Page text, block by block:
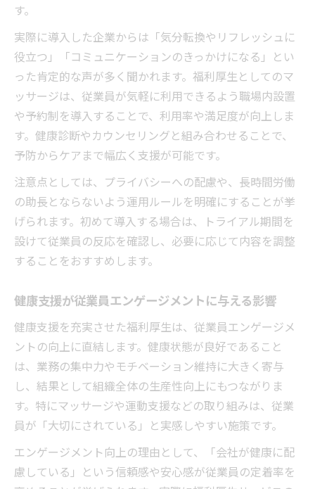
す。
実際に導入した企業からは「気分転換やリフレッシュに
役立つ」「コミュニケーションのきっかけになる」とい
った肯定的な声が多く聞かれます。福利厚生としてのマ
ッサージは、従業員が気軽に利用できるよう職場内設置
や予約制を導入することで、利用率や満足度が向上しま
す。健康診断やカウンセリングと組み合わせることで、
予防からケアまで幅広く支援が可能です。
注意点としては、プライバシーへの配慮や、長時間労働
の助長とならないよう運用ルールを明確にすることが挙
げられます。初めて導入する場合は、トライアル期間を
設けて従業員の反応を確認し、必要に応じて内容を調整
することをおすすめします。
健康支援が従業員エンゲージメントに与える影響
健康支援を充実させた福利厚生は、従業員エンゲージメ
ントの向上に直結します。健康状態が良好であること
は、業務の集中力やモチベーション維持に大きく寄与
し、結果として組織全体の生産性向上にもつながりま
す。特にマッサージや運動支援などの取り組みは、従業
員が「大切にされている」と実感しやすい施策です。
エンゲージメント向上の理由として、「会社が健康に配
慮している」という信頼感や安心感が従業員の定着率を